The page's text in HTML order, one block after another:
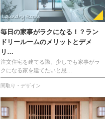
毎日の家事がラクになる！？ラン
ドリールームのメリットとデメ
リ…
注文住宅を建てる際、少しでも家事がラ
クになる家を建てたいと思…
間取り・デザイン